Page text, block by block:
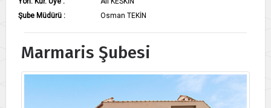
Şube Müdürü :
Osman TEKİN
Marmaris Şubesi